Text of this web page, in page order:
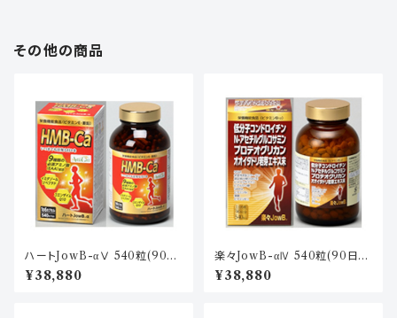
その他の商品
ハートJowB-αⅤ 540粒(90日
分)
¥38,880
楽々JowB-αⅣ 540粒(90日
分)
¥38,880